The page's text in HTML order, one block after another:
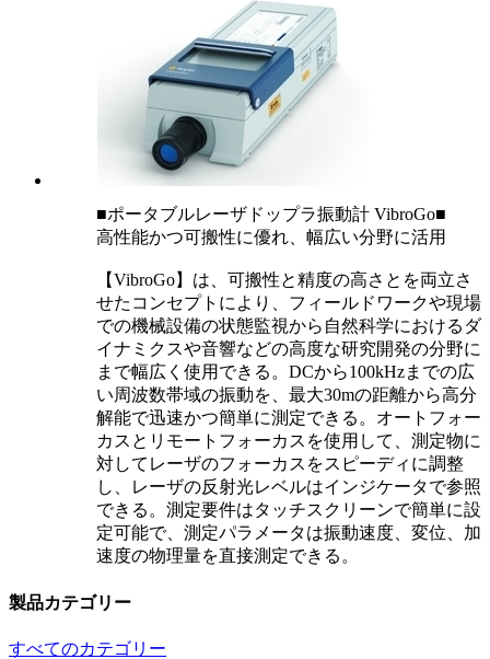
■ポータブルレーザドップラ振動計 VibroGo■
高性能かつ可搬性に優れ、幅広い分野に活用
【VibroGo】は、可搬性と精度の高さとを両立さ
せたコンセプトにより、フィールドワークや現場
での機械設備の状態監視から自然科学におけるダ
イナミクスや音響などの高度な研究開発の分野に
まで幅広く使用できる。DCから100kHzまでの広
い周波数帯域の振動を、最大30mの距離から高分
解能で迅速かつ簡単に測定できる。オートフォー
カスとリモートフォーカスを使用して、測定物に
対してレーザのフォーカスをスピーディに調整
し、レーザの反射光レベルはインジケータで参照
できる。測定要件はタッチスクリーンで簡単に設
定可能で、測定パラメータは振動速度、変位、加
速度の物理量を直接測定できる。
製品カテゴリー
すべてのカテゴリー